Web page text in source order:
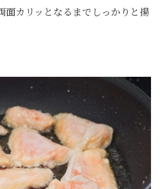
面カリッとなるまでしっかりと揚